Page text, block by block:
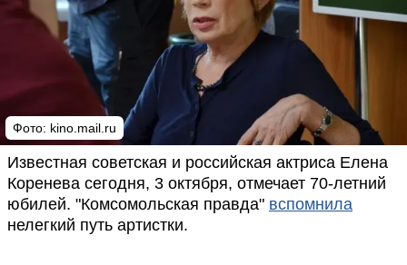
Фото: kino.mail.ru
Известная советская и российская актриса Елена
Коренева сегодня, 3 октября, отмечает 70-летний
юбилей. "Комсомольская правда" вспомнила
нелегкий путь артистки.